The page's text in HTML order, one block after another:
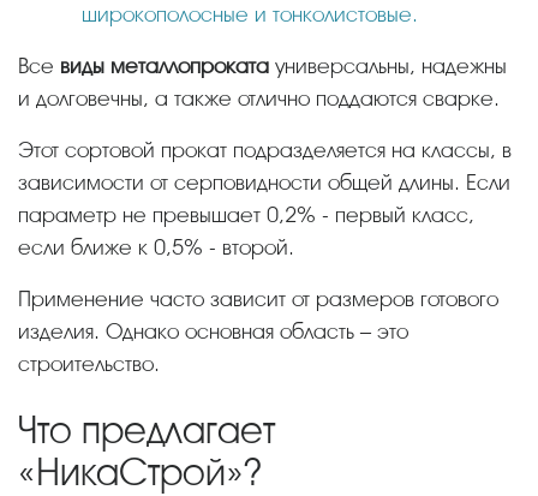
широкополосные и тонколистовые.
Все виды металлопроката универсальны, надежны
и долговечны, а также отлично поддаются сварке.
Этот сортовой прокат подразделяется на классы, в
зависимости от серповидности общей длины. Если
параметр не превышает 0,2% - первый класс,
если ближе к 0,5% - второй.
Применение часто зависит от размеров готового
изделия. Однако основная область – это
строительство.
Что предлагает
«НикаСтрой»?